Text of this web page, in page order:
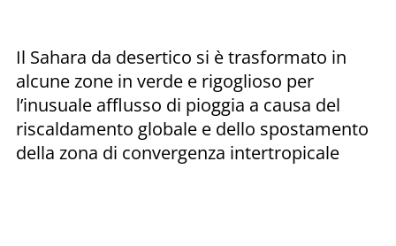
Il Sahara da desertico si è trasformato in
alcune zone in verde e rigoglioso per
l’inusuale afflusso di pioggia a causa del
riscaldamento globale e dello spostamento
della zona di convergenza intertropicale